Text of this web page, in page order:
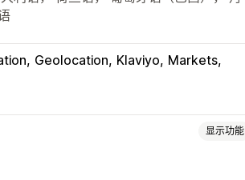
Geolocation Klaviyo Markets
显示功能